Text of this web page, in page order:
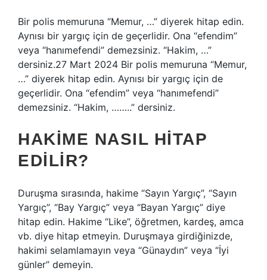
Bir polis memuruna “Memur, …” diyerek hitap edin.
Aynısı bir yargıç için de geçerlidir. Ona “efendim”
veya “hanımefendi” demezsiniz. “Hakim, …”
dersiniz.27 Mart 2024 Bir polis memuruna “Memur,
…” diyerek hitap edin. Aynısı bir yargıç için de
geçerlidir. Ona “efendim” veya “hanımefendi”
demezsiniz. “Hakim, ……..” dersiniz.
HAKIME NASIL HITAP
EDILIR?
Duruşma sırasında, hakime “Sayın Yargıç”, “Sayın
Yargıç”, “Bay Yargıç” veya “Bayan Yargıç” diye
hitap edin. Hakime “Like”, öğretmen, kardeş, amca
vb. diye hitap etmeyin. Duruşmaya girdiğinizde,
hakimi selamlamayın veya “Günaydın” veya “İyi
günler” demeyin.